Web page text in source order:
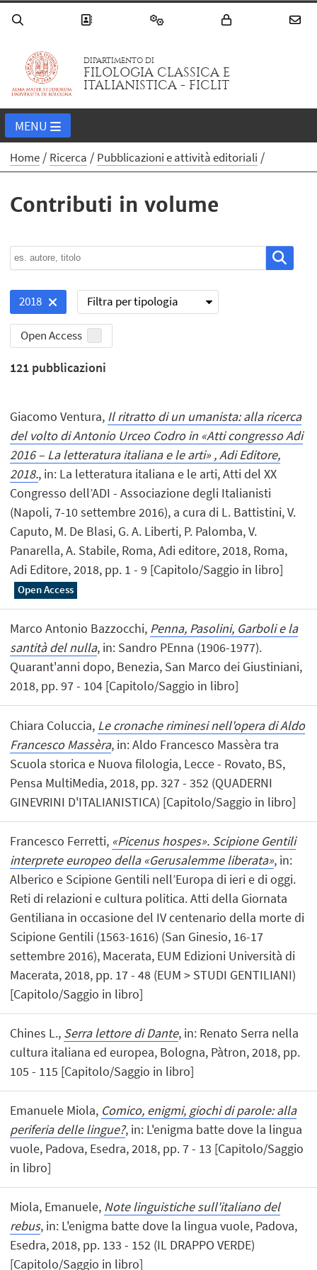
DIPARTIMENTO DI
FILOLOGIA CLASSICA E
ITALIANISTICA - FICLIT
MENU
Home Ricerca Pubblicazioni e attività editoriali
Contributi in volume
2018 Filtra per tipologia
Open Access
121 pubblicazioni
Giacomo Ventura, Il ritratto di un umanista: alla ricerca
del volto di Antonio Urceo Codro in «Atti congresso Adi
2016 – La letteratura italiana e le arti» , Adi Editore,
2018., in: La letteratura italiana e le arti, Atti del XX
Congresso dell’ADI - Associazione degli Italianisti
(Napoli, 7-10 settembre 2016), a cura di L. Battistini, V.
Caputo, M. De Blasi, G. A. Liberti, P. Palomba, V.
Panarella, A. Stabile, Roma, Adi editore, 2018, Roma,
Adi Editore, 2018, pp. 1 - 9 [Capitolo/Saggio in libro]
Open Access
Marco Antonio Bazzocchi, Penna, Pasolini, Garboli e la
santità del nulla, in: Sandro PEnna (1906-1977).
Quarant'anni dopo, Benezia, San Marco dei Giustiniani,
2018, pp. 97 - 104 [Capitolo/Saggio in libro]
Chiara Coluccia, Le cronache riminesi nell'opera di Aldo
Francesco Massèra, in: Aldo Francesco Massèra tra
Scuola storica e Nuova filologia, Lecce - Rovato, BS,
Pensa MultiMedia, 2018, pp. 327 - 352 (QUADERNI
GINEVRINI D'ITALIANISTICA) [Capitolo/Saggio in libro]
Francesco Ferretti, «Picenus hospes». Scipione Gentili
interprete europeo della «Gerusalemme liberata», in:
Alberico e Scipione Gentili nell’Europa di ieri e di oggi.
Reti di relazioni e cultura politica. Atti della Giornata
Gentiliana in occasione del IV centenario della morte di
Scipione Gentili (1563-1616) (San Ginesio, 16-17
settembre 2016), Macerata, EUM Edizioni Università di
Macerata, 2018, pp. 17 - 48 (EUM > STUDI GENTILIANI)
[Capitolo/Saggio in libro]
Chines L., Serra lettore di Dante, in: Renato Serra nella
cultura italiana ed europea, Bologna, Pàtron, 2018, pp.
105 - 115 [Capitolo/Saggio in libro]
Emanuele Miola, Comico, enigmi, giochi di parole: alla
periferia delle lingue?, in: L'enigma batte dove la lingua
vuole, Padova, Esedra, 2018, pp. 7 - 13 [Capitolo/Saggio
in libro]
Miola, Emanuele, Note linguistiche sull'italiano del
rebus, in: L'enigma batte dove la lingua vuole, Padova,
Esedra, 2018, pp. 133 - 152 (IL DRAPPO VERDE)
[Capitolo/Saggio in libro]